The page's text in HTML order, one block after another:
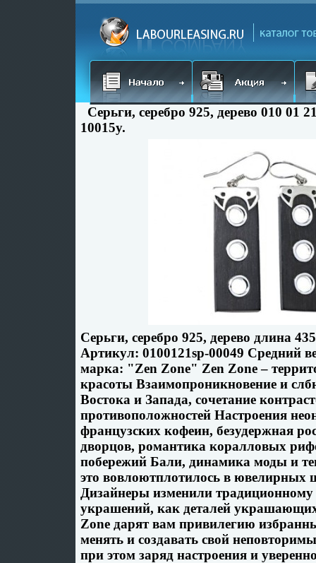
Серьги, серебро 925, дерево 010 01
10015y.
Серьги, серебро 925, дерево длина
Артикул: 0100121sp-00049 Средний
марка: "Zen Zone" Zen Zone –
красоты Взаимопроникновение и
Востока и Запада, сочетание
противоположностей Настроения
французских кофеин, безудержная
дворцов, романтика коралловых
побережий Бали, динамика моды и
это вовлоютплотилось в ювелирных
Дизайнеры изменили традиционному
украшений, как деталей
Zone дарят вам привилегию
менять и создавать свой
при этом заряд настроения и